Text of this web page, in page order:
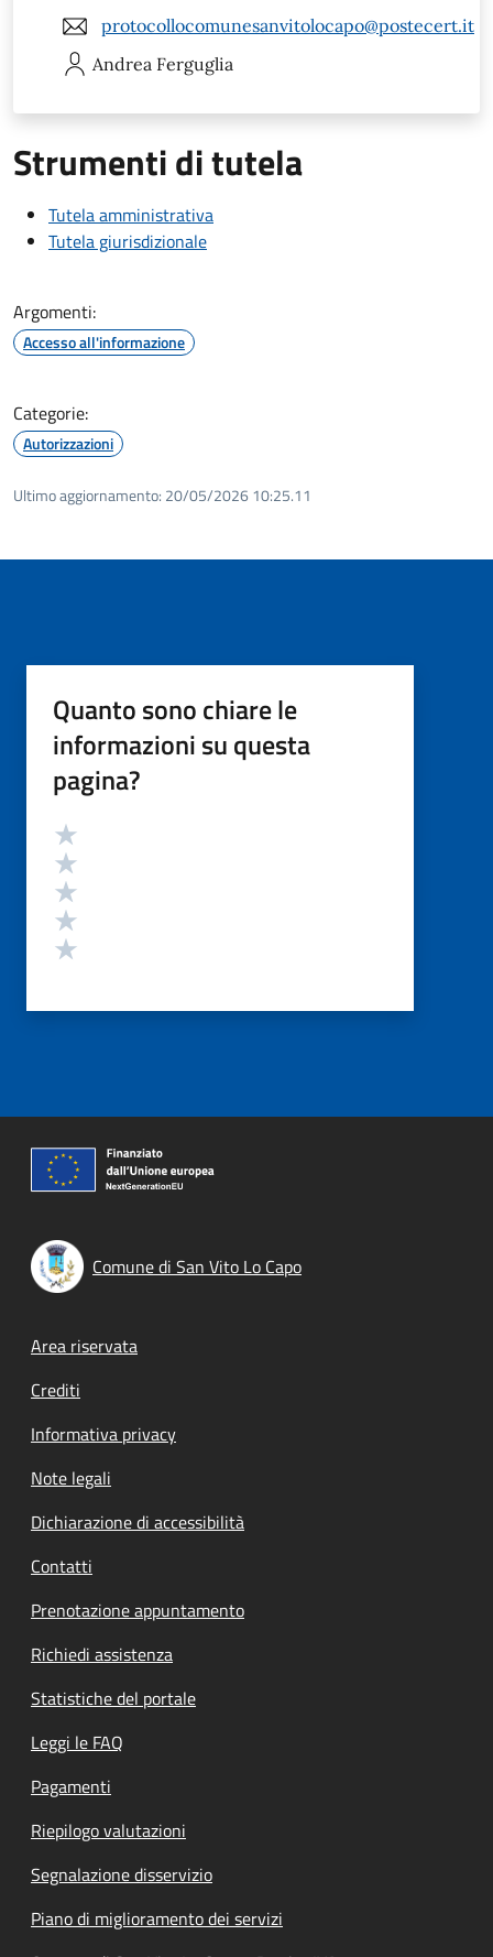
protocollocomunesanvitolocapo@postecert.it
Andrea Ferguglia
Strumenti di tutela
Tutela amministrativa
Tutela giurisdizionale
Argomenti:
Accesso all'informazione
Categorie:
Autorizzazioni
Ultimo aggiornamento: 20/05/2026 10:25.11
Quanto sono chiare le
informazioni su questa
pagina?
Valutazione
Comune di San Vito Lo Capo
Footer menu
Area riservata
Crediti
Informativa privacy
Note legali
Dichiarazione di accessibilità
Contatti
Prenotazione appuntamento
Richiedi assistenza
Statistiche del portale
Leggi le FAQ
Pagamenti
Riepilogo valutazioni
Segnalazione disservizio
Piano di miglioramento dei servizi